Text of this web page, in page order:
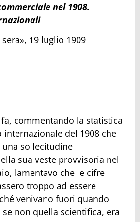
nel 1908.
19 luglio 1909
commentando la statistica
internazionale del 1908 che
una sollecitudine
sua veste provvisoria nel
lamentavo che le cifre
troppo ad essere
venivano fuori quando
se non quella scientifica, era